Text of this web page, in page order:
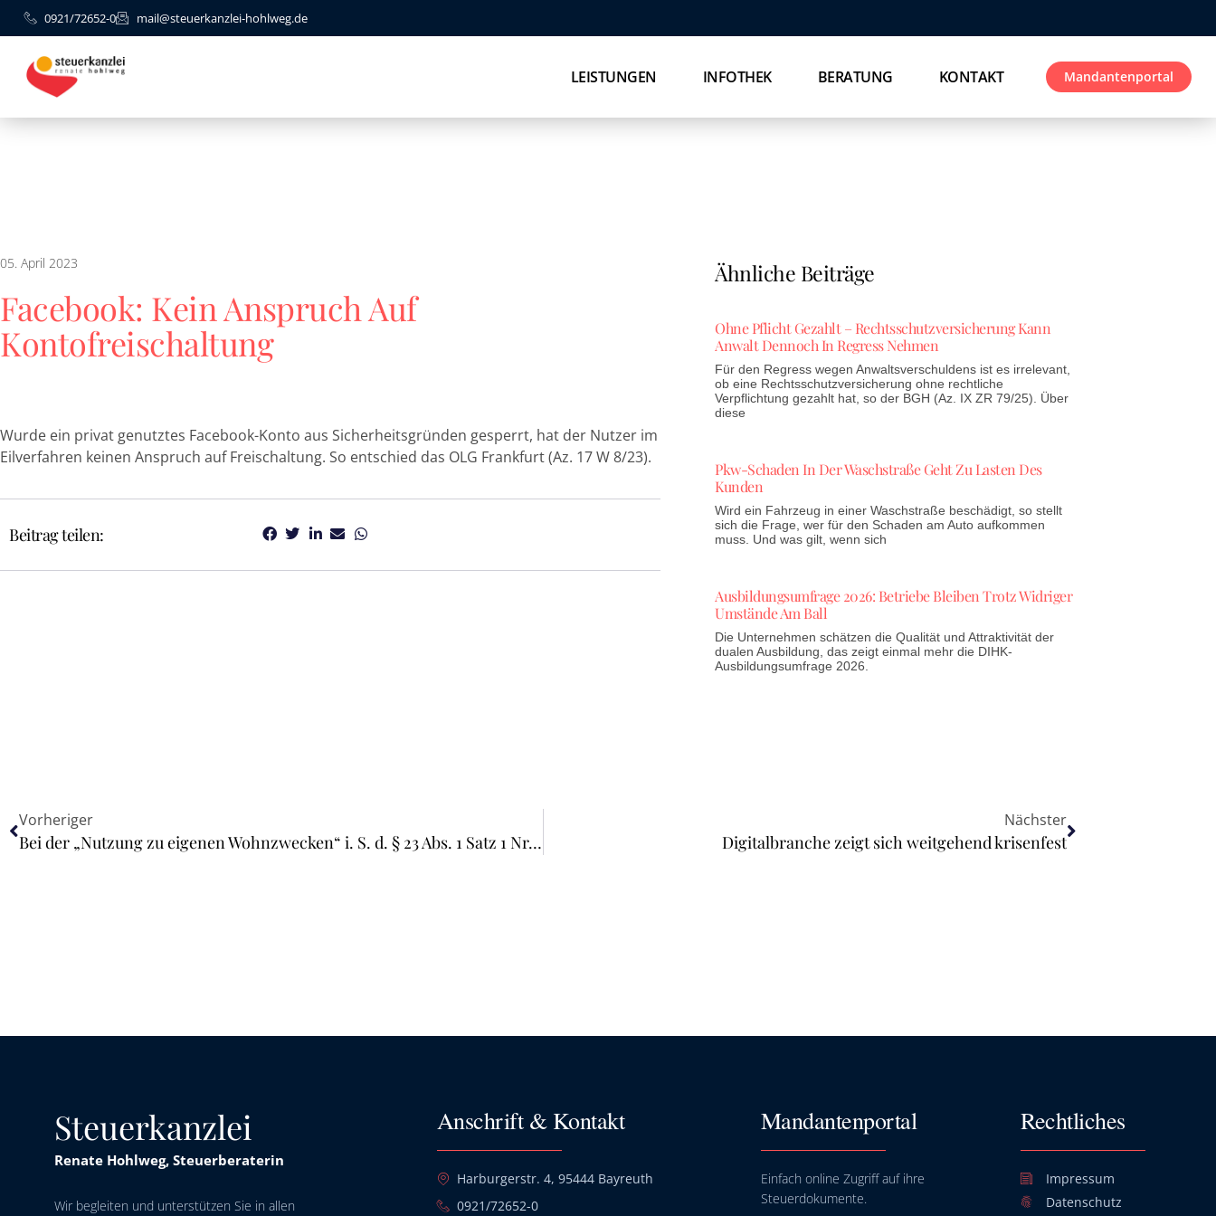
0921/72652-0 mail@steuerkanzlei-hohlweg.de
LEISTUNGEN INFOTHEK BERATUNG KONTAKT Mandantenportal
05. April 2023
Facebook: Kein Anspruch Auf
Kontofreischaltung
Wurde ein privat genutztes Facebook-Konto aus Sicherheitsgründen gesperrt, hat der Nutzer im
Eilverfahren keinen Anspruch auf Freischaltung. So entschied das OLG Frankfurt (Az. 17 W 8/23).
Beitrag teilen:
Ähnliche Beiträge
Ohne Pflicht Gezahlt – Rechtsschutzversicherung Kann
Anwalt Dennoch In Regress Nehmen
Für den Regress wegen Anwaltsverschuldens ist es irrelevant,
ob eine Rechtsschutzversicherung ohne rechtliche
Verpflichtung gezahlt hat, so der BGH (Az. IX ZR 79/25). Über
diese
Pkw-Schaden In Der Waschstraße Geht Zu Lasten Des
Kunden
Wird ein Fahrzeug in einer Waschstraße beschädigt, so stellt
sich die Frage, wer für den Schaden am Auto aufkommen
muss. Und was gilt, wenn sich
Ausbildungsumfrage 2026: Betriebe Bleiben Trotz Widriger
Umstände Am Ball
Die Unternehmen schätzen die Qualität und Attraktivität der
dualen Ausbildung, das zeigt einmal mehr die DIHK-
Ausbildungsumfrage 2026.
Vorheriger
Bei der „Nutzung zu eigenen Wohnzwecken“ i. S. d. § 23 Abs. 1 Satz 1 Nr. 1 Satz 3 EStG ist zwischen einkommensteuerlich zu berücksichtigenden Kindern und dritten, ggf. auch unterhaltsberechtigten Personen, zu differenzieren
Nächster
Digitalbranche zeigt sich weitgehend krisenfest
Steuerkanzlei
Renate Hohlweg, Steuerberaterin
Wir begleiten und unterstützen Sie in allen
Anschrift & Kontakt
Harburgerstr. 4, 95444 Bayreuth
0921/72652-0
Mandantenportal
Einfach online Zugriff auf ihre
Steuerdokumente.
Rechtliches
Impressum
Datenschutz